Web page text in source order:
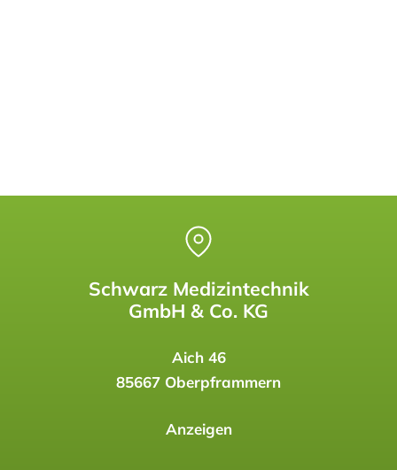
Schwarz Medizintechnik
GmbH & Co. KG
Aich 46
85667 Oberpframmern
Anzeigen